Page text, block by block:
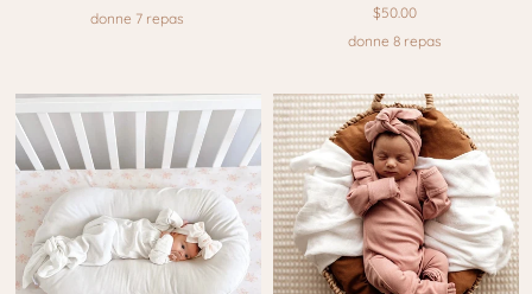
donne 7 repas
$50.00
donne 8 repas